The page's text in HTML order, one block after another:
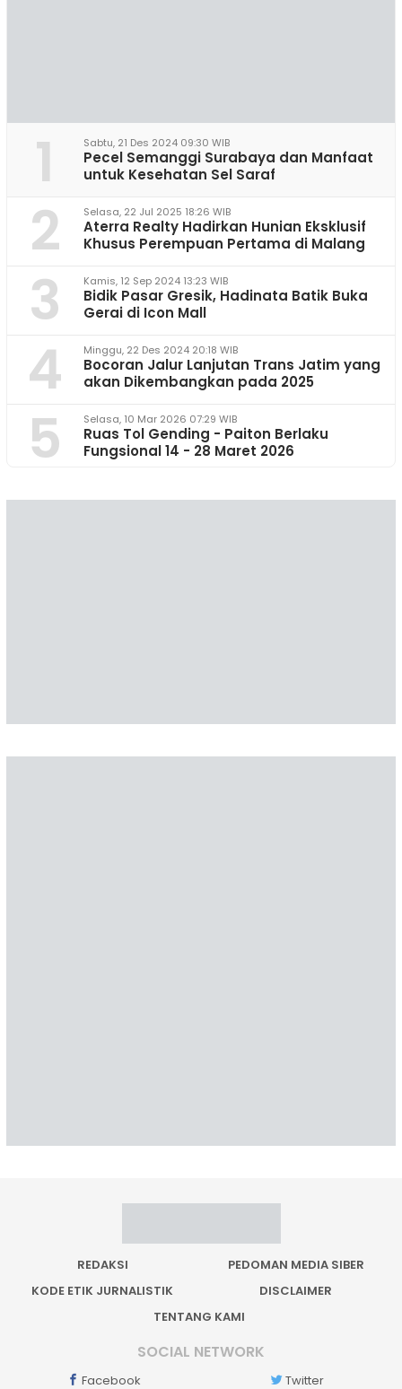
1 Sabtu, 21 Des 2024 09:30 WIB
Pecel Semanggi Surabaya dan Manfaat
untuk Kesehatan Sel Saraf
2 Selasa, 22 Jul 2025 18:26 WIB
Aterra Realty Hadirkan Hunian Eksklusif
Khusus Perempuan Pertama di Malang
3 Kamis, 12 Sep 2024 13:23 WIB
Bidik Pasar Gresik, Hadinata Batik Buka
Gerai di Icon Mall
4 Minggu, 22 Des 2024 20:18 WIB
Bocoran Jalur Lanjutan Trans Jatim yang
akan Dikembangkan pada 2025
5 Selasa, 10 Mar 2026 07:29 WIB
Ruas Tol Gending - Paiton Berlaku
Fungsional 14 - 28 Maret 2026
REDAKSI
PEDOMAN MEDIA SIBER
KODE ETIK JURNALISTIK
DISCLAIMER
TENTANG KAMI
SOCIAL NETWORK
Facebook Twitter